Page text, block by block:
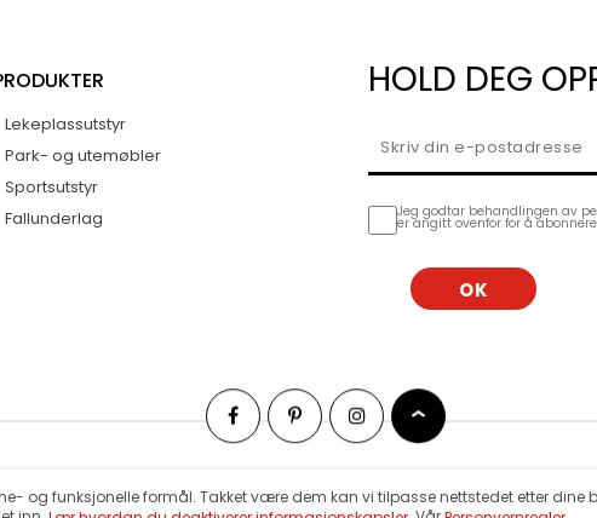
Lekeplassutstyr
Park- og utemøbler
Sportsutstyr
Fallunderlag
HOLD DEG
Jeg godtar behandlingen av
er angitt ovenfor for å
og funksjonelle formål. Takket være dem kan vi tilpasse nettstedet etter